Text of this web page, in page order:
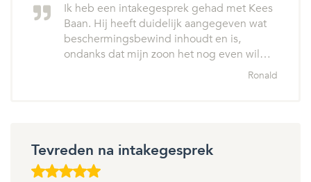
Ik heb een intakegesprek gehad met Kees
Baan. Hij heeft duidelijk aangegeven wat
beschermingsbewind inhoudt en is,
ondanks dat mijn zoon het nog even wil…
Ronald
Tevreden na intakegesprek